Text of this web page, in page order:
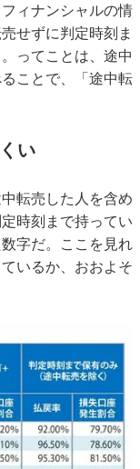
ィナンシャルの情
せずに判定時刻ま
ってことは、途中
ことで、「途中転
い
転売した人を含め
時刻まで持ってい
字だ。ここを見れ
いるか、おおよそ